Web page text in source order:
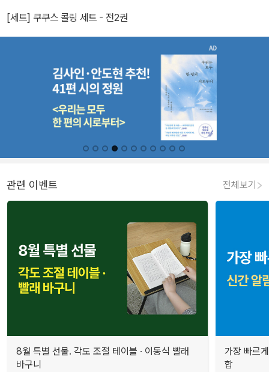
[세트] 쿠쿠스 콜링 세트 - 전2권
관련 이벤트 전체보기
8월 특별 선물. 각도 조절 테이블 · 이동식 빨래
바구니
가장 빠르
합